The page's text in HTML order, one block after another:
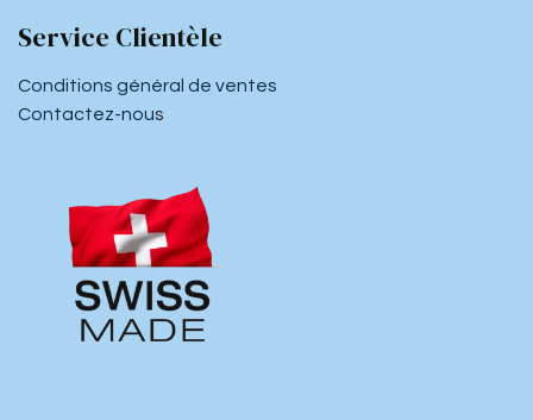
Service Clientèle
Conditions général de ventes
Contactez-nous